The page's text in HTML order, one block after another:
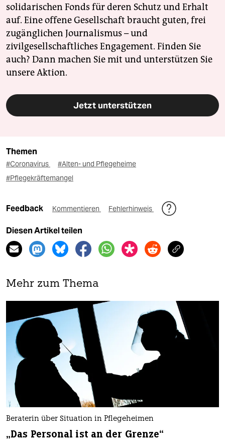
solidarischen Fonds für deren Schutz und Erhalt
auf. Eine offene Gesellschaft braucht guten, frei
zugänglichen Journalismus – und
zivilgesellschaftliches Engagement. Finden Sie
auch? Dann machen Sie mit und unterstützen Sie
unsere Aktion.
Jetzt unterstützen
Themen
#Coronavirus
#Alten- und Pflegeheime
#Pflegekräftemangel
Feedback Kommentieren Fehlerhinweis
Diesen Artikel teilen
Mehr zum Thema
Beraterin über Situation in Pflegeheimen
„Das Personal ist an der Grenze“